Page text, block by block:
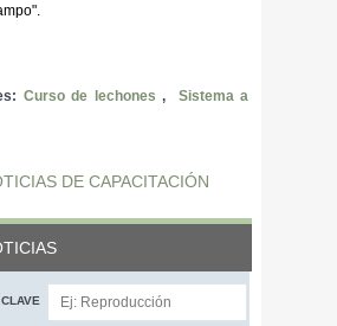
Curso de lechones , Sistema a
DE CAPACITACIÓN